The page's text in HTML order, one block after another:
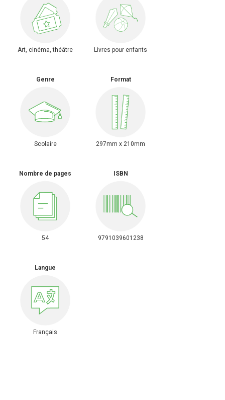
Art, cinéma, théâtre Livres pour enfants
Genre
Scolaire
Format
297mm x 210mm
Nombre de pages
54
ISBN
9791039601238
Langue
Français